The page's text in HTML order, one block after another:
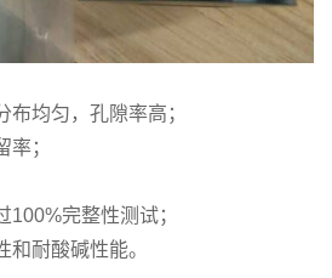
布均匀，孔隙率高；
率；
100%完整性测试；
和耐酸碱性能。